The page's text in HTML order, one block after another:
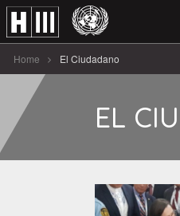
Home El Ciudadano
EL